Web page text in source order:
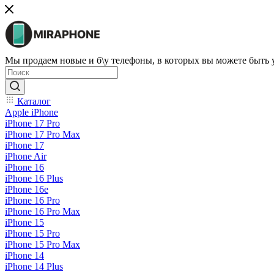
Мы продаем новые и б\у телефоны, в которых вы можете быть
Каталог
Apple iPhone
iPhone 17 Pro
iPhone 17 Pro Max
iPhone 17
iPhone Air
iPhone 16
iPhone 16 Plus
iPhone 16e
iPhone 16 Pro
iPhone 16 Pro Max
iPhone 15
iPhone 15 Pro
iPhone 15 Pro Max
iPhone 14
iPhone 14 Plus